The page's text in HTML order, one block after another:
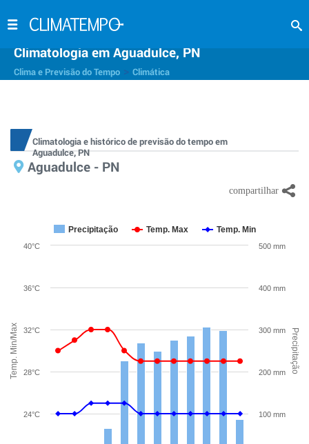
Climatologia em Aguadulce, PN
Clima e Previsão do Tempo Climática
Climatologia e histórico de previsão do tempo em
Aguadulce, PN
Aguadulce - PN
Temp. Min/Max Precipitação
Precipitação Temp. Max Temp. Min
24°C
28°C
32°C
36°C
40°C
100 mm
200 mm
300 mm
400 mm
500 mm